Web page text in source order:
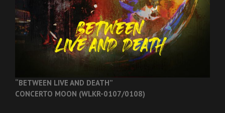
“BETWEEN LIVE AND DEATH”
CONCERTO MOON (WLKR-0107/0108)